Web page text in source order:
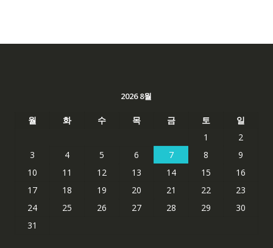
2026 8월
월 화 수 목 금 토
일
1
2
3
4 5 6 7 8
9
10
11 12 13 14 15
16
17
18 19 20 21 22
23
24
25 26 27 28 29
30
31